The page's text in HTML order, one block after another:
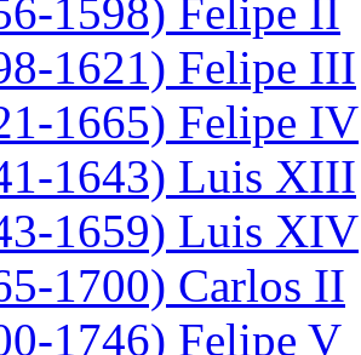
1598) Felipe II
1621) Felipe III
1665) Felipe IV
1643) Luis XIII
1659) Luis XIV
1700) Carlos II
1746) Felipe V